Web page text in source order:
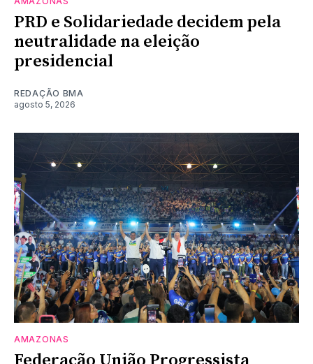
PRD e Solidariedade decidem pela
neutralidade na eleição
presidencial
REDAÇÃO BMA
agosto 5, 2026
AMAZONAS